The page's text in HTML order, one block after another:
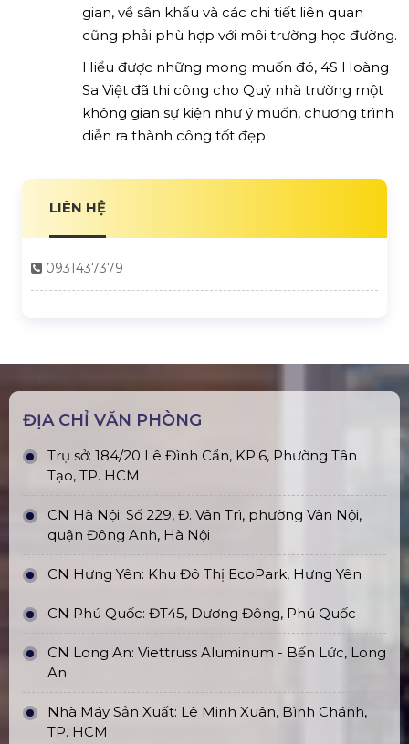
gian, về sân khấu và các chi tiết liên quan
cũng phải phù hợp với môi trường học đường.
Hiểu được những mong muốn đó, 4S Hoàng
Sa Việt đã thi công cho Quý nhà trường một
không gian sự kiện như ý muốn, chương trình
diễn ra thành công tốt đẹp.
LIÊN HỆ
0931437379
ĐỊA CHỈ VĂN PHÒNG
Trụ sở: 184/20 Lê Đình Cẩn, KP.6, Phường Tân
Tạo, TP. HCM
CN Hà Nội: Số 229, Đ. Vân Trì, phường Vân Nội,
quận Đông Anh, Hà Nội
CN Hưng Yên: Khu Đô Thị EcoPark, Hưng Yên
CN Phú Quốc: ĐT45, Dương Đông, Phú Quốc
CN Long An: Viettruss Aluminum - Bến Lức, Long
An
Nhà Máy Sản Xuất: Lê Minh Xuân, Bình Chánh,
TP. HCM